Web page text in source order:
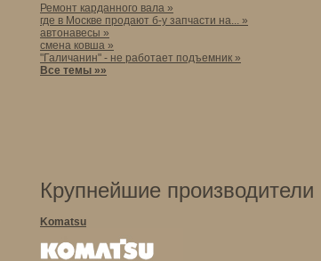
Ремонт карданного вала »
где в Москве продают б-у запчасти на... »
автонавесы »
смена ковша »
"Галичанин" - не работает подъемник »
Все темы »»
Крупнейшие производители
Komatsu